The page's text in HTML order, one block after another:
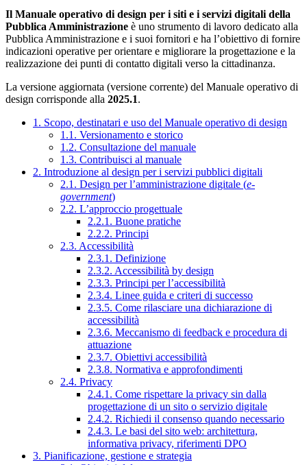
Il Manuale operativo di design per i siti e i servizi digitali della
Pubblica Amministrazione è uno strumento di lavoro dedicato alla
Pubblica Amministrazione e i suoi fornitori e ha l’obiettivo di fornire
indicazioni operative per orientare e migliorare la progettazione e la
realizzazione dei punti di contatto digitali verso la cittadinanza.
La versione aggiornata (versione corrente) del Manuale operativo di
design corrisponde alla 2025.1.
1. Scopo, destinatari e uso del Manuale operativo di design
1.1. Versionamento e storico
1.2. Consultazione del manuale
1.3. Contribuisci al manuale
2. Introduzione al design per i servizi pubblici digitali
2.1. Design per l’amministrazione digitale (e-
government)
2.2. L’approccio progettuale
2.2.1. Buone pratiche
2.2.2. Principi
2.3. Accessibilità
2.3.1. Definizione
2.3.2. Accessibilità by design
2.3.3. Principi per l’accessibilità
2.3.4. Linee guida e criteri di successo
2.3.5. Come rilasciare una dichiarazione di
accessibilità
2.3.6. Meccanismo di feedback e procedura di
attuazione
2.3.7. Obiettivi accessibilità
2.3.8. Normativa e approfondimenti
2.4. Privacy
2.4.1. Come rispettare la privacy sin dalla
progettazione di un sito o servizio digitale
2.4.2. Richiedi il consenso quando necessario
2.4.3. Le basi del sito web: architettura,
informativa privacy, riferimenti DPO
3. Pianificazione, gestione e strategia